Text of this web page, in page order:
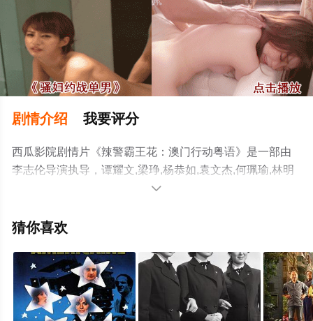
剧情介绍 我要评分
西瓜影院剧情片《辣警霸王花：澳门行动粤语》是一部由
李志伦导演执导，谭耀文,梁琤,杨恭如,袁文杰,何珮瑜,林明
祯,唐文龙,邓洢玲,吕珊,陆诗韵,赵善恒,杨潮凯,钟浩贤,吴云
的中国香港电影，手机免费观看高清未删减完整版电影大
猫或剧情网等平台了解。

猜你喜欢